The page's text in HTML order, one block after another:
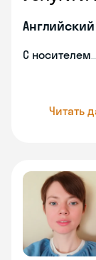
С носителем
Читать